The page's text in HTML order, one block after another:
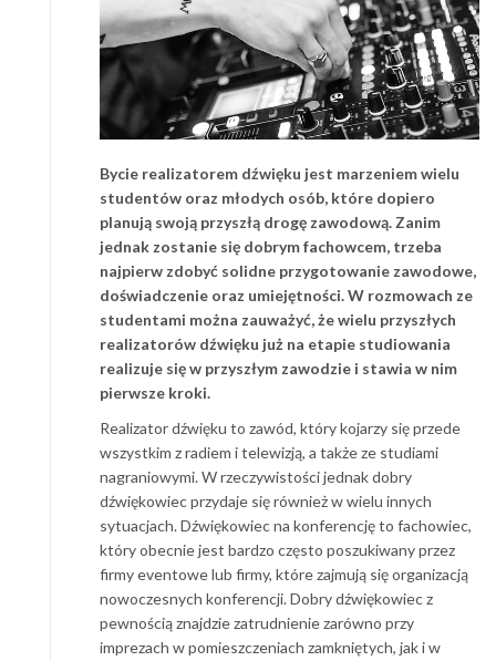
Bycie realizatorem dźwięku jest marzeniem wielu
studentów oraz młodych osób, które dopiero
planują swoją przyszłą drogę zawodową. Zanim
jednak zostanie się dobrym fachowcem, trzeba
najpierw zdobyć solidne przygotowanie zawodowe,
doświadczenie oraz umiejętności. W rozmowach ze
studentami można zauważyć, że wielu przyszłych
realizatorów dźwięku już na etapie studiowania
realizuje się w przyszłym zawodzie i stawia w nim
pierwsze kroki.
Realizator dźwięku to zawód, który kojarzy się przede
wszystkim z radiem i telewizją, a także ze studiami
nagraniowymi. W rzeczywistości jednak dobry
dźwiękowiec przydaje się również w wielu innych
sytuacjach. Dźwiękowiec na konferencję to fachowiec,
który obecnie jest bardzo często poszukiwany przez
firmy eventowe lub firmy, które zajmują się organizacją
nowoczesnych konferencji. Dobry dźwiękowiec z
pewnością znajdzie zatrudnienie zarówno przy
imprezach w pomieszczeniach zamkniętych, jak i w